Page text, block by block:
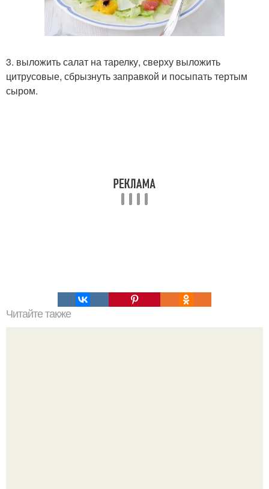
3. выложить салат на тарелку, сверху выложить
цитрусовые, сбрызнуть заправкой и посыпать тертым
сыром.
Читайте также